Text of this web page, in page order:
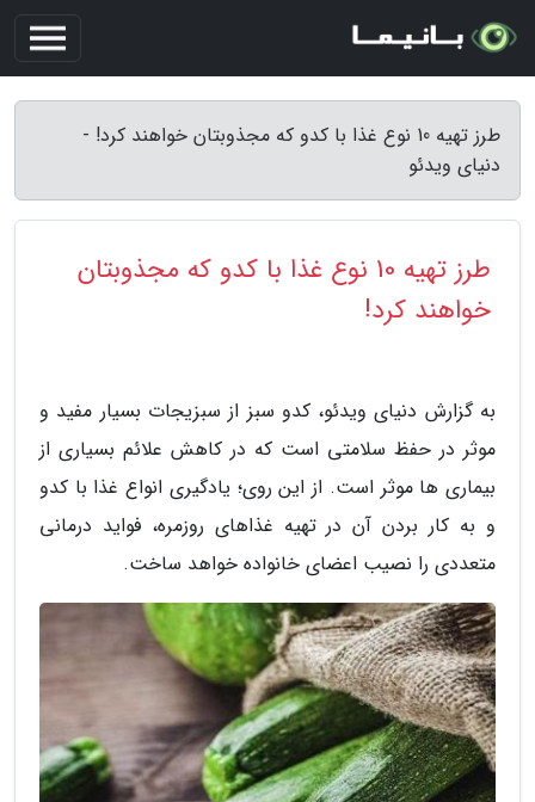
طرز تهیه 10 نوع غذا با کدو که مجذوبتان خواهند کرد! -
دنیای ویدئو
طرز تهیه 10 نوع غذا با کدو که مجذوبتان
خواهند کرد!
به گزارش دنیای ویدئو، کدو سبز از سبزیجات بسیار مفید و
موثر در حفظ سلامتی است که در کاهش علائم بسیاری از
بیماری ها موثر است. از این روی؛ یادگیری انواع غذا با کدو
و به کار بردن آن در تهیه غذاهای روزمره، فواید درمانی
متعددی را نصیب اعضای خانواده خواهد ساخت.